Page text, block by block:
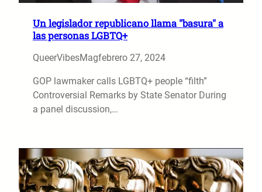
Un legislador republicano llama "basura" a
las personas LGBTQ+
QueerVibesMagfebrero 27, 2024
GOP lawmaker calls LGBTQ+ people “filth”
Controversial Remarks by State Senator During
a panel discussion,…